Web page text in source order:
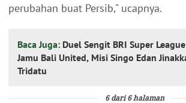
perubahan buat Persib," ucapnya.
Baca Juga: Duel Sengit BRI Super
Jamu Bali United, Misi Singo Edan
Tridatu
6 dari 6 halaman